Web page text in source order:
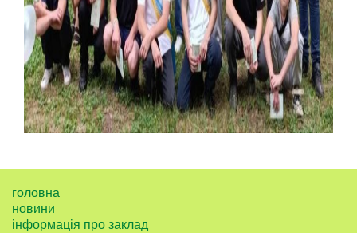
головна
новини
інформація про заклад